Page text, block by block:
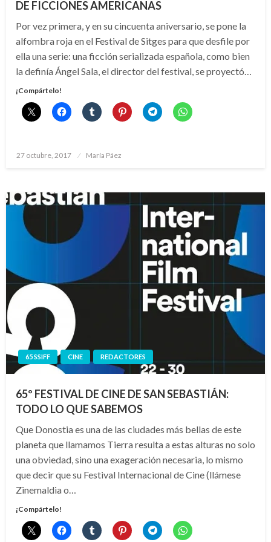
DE FICCIONES AMERICANAS
Por vez primera, y en su cincuenta aniversario, se pone la
alfombra roja en el Festival de Sitges para que desfile por
ella una serie: una ficción serializada española, como bien
la definía Ángel Sala, el director del festival, se proyectó…
¡Compártelo!
Publicado
27 octubre, 2017 María Páez
65 SSIFF CINE REDACTORES
65º FESTIVAL DE CINE DE SAN SEBASTIÁN:
TODO LO QUE SABEMOS
Que Donostia es una de las ciudades más bellas de este
planeta que llamamos Tierra resulta a estas alturas no solo
una obviedad, sino una exageración necesaria, lo mismo
que decir que su Festival Internacional de Cine (llámese
Zinemaldia o…
¡Compártelo!